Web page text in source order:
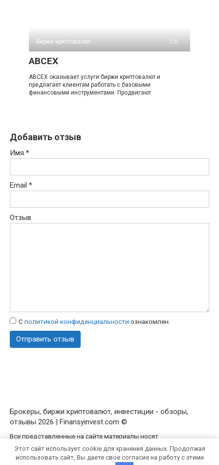
Биржи криптовалют 0
ABCEX
ABCEX оказывает услуги биржи криптовалют и
предлагает клиентам работать с базовыми
финансовыми инструментами. Продвигают
Добавить отзыв
Имя *
Email *
Отзыв
С политикой конфиденциальности ознакомлен.
Брокеры, биржи криптовалют, инвестиции - обзоры,
отзывы 2026 | Finansyinvest.com ©
Все представленные на сайте материалы носят
исключительно ознакомительный характер.
конфиденциальности/Пользовательское соглашение
Этот сайт использует cookie для хранения данных. Продолжая
использовать сайт, Вы даете свое согласие на работу с этими